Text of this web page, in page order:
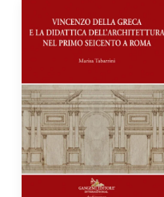
Elisabetta,Quaglioni Diego
Ribichini Luca,Romano
Serena,Teodonio Marcello